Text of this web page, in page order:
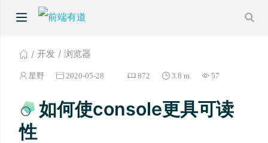
开发 浏览器
星野 2020-05-28 872 3.8 m 57
如何使console更具可读
性